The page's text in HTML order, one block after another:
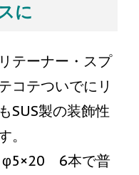
に
テーナー・スプ
コテついでにリ
SUS製の装飾性
。
φ5×20 6本で普